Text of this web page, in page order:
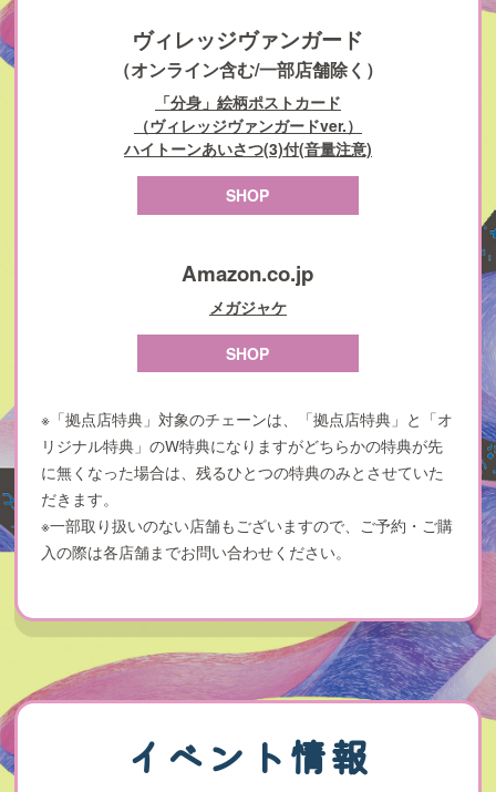
ヴィレッジヴァンガード
（オンライン含む/一部店舗除く）
「分身」絵柄ポストカード
（ヴィレッジヴァンガードver.）
ハイトーンあいさつ(3)付(音量注意)
SHOP
Amazon.co.jp
メガジャケ
SHOP
※「拠点店特典」対象のチェーンは、「拠点店特典」と「オ
リジナル特典」のW特典になりますがどちらかの特典が先
に無くなった場合は、残るひとつの特典のみとさせていた
だきます。
※一部取り扱いのない店舗もございますので、ご予約・ご購
入の際は各店舗までお問い合わせください。
イベント情報